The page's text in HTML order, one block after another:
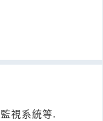
、監視系統等.